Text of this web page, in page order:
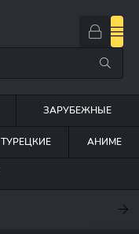
ЗАРУБЕЖНЫЕ
ТУРЕЦКИЕ АНИМЕ